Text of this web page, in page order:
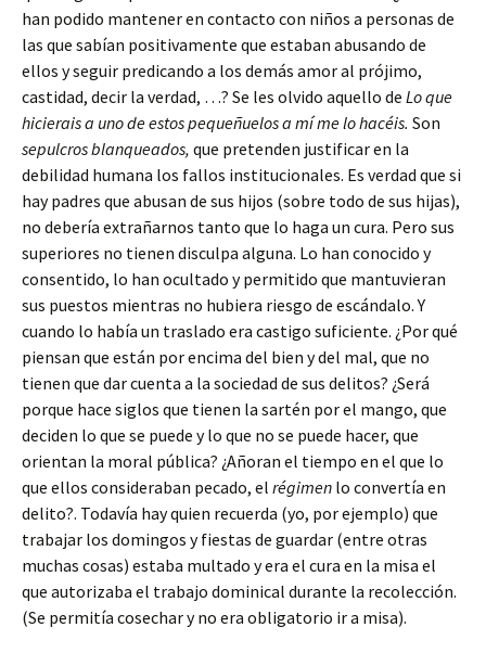
han podido mantener en contacto con niños a personas de
las que sabían positivamente que estaban abusando de
ellos y seguir predicando a los demás amor al prójimo,
castidad, decir la verdad, …? Se les olvido aquello de Lo que
hicierais a uno de estos pequeñuelos a mí me lo hacéis. Son
sepulcros blanqueados, que pretenden justificar en la
debilidad humana los fallos institucionales. Es verdad que si
hay padres que abusan de sus hijos (sobre todo de sus hijas),
no debería extrañarnos tanto que lo haga un cura. Pero sus
superiores no tienen disculpa alguna. Lo han conocido y
consentido, lo han ocultado y permitido que mantuvieran
sus puestos mientras no hubiera riesgo de escándalo. Y
cuando lo había un traslado era castigo suficiente. ¿Por qué
piensan que están por encima del bien y del mal, que no
tienen que dar cuenta a la sociedad de sus delitos? ¿Será
porque hace siglos que tienen la sartén por el mango, que
deciden lo que se puede y lo que no se puede hacer, que
orientan la moral pública? ¿Añoran el tiempo en el que lo
que ellos consideraban pecado, el régimen lo convertía en
delito?. Todavía hay quien recuerda (yo, por ejemplo) que
trabajar los domingos y fiestas de guardar (entre otras
muchas cosas) estaba multado y era el cura en la misa el
que autorizaba el trabajo dominical durante la recolección.
(Se permitía cosechar y no era obligatorio ir a misa).